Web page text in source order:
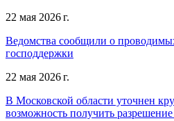
22 мая 2026 г.
Ведомства сообщили о
господдержки
22 мая 2026 г.
В Московской области уточнен
возможность получить